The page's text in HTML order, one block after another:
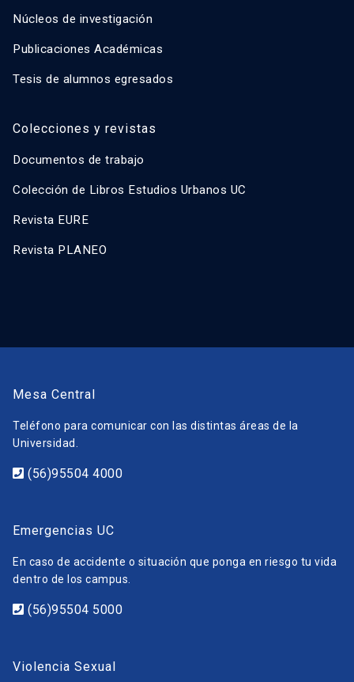
Núcleos de investigación
Publicaciones Académicas
Tesis de alumnos egresados
Colecciones y revistas
Documentos de trabajo
Colección de Libros Estudios Urbanos UC
Revista EURE
Revista PLANEO
Mesa Central
Teléfono para comunicar con las distintas áreas de la
Universidad.
(56)95504 4000
Emergencias UC
En caso de accidente o situación que ponga en riesgo tu vida
dentro de los campus.
(56)95504 5000
Violencia Sexual